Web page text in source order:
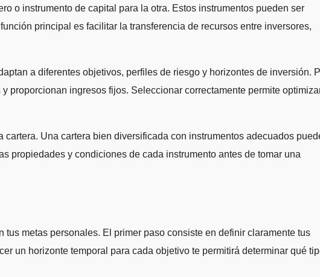
o instrumento de capital para la otra. Estos instrumentos pueden ser
principal es facilitar la transferencia de recursos entre inversores,
a diferentes objetivos, perfiles de riesgo y horizontes de inversión.
proporcionan ingresos fijos. Seleccionar correctamente permite
Una cartera bien diversificada con instrumentos adecuados
propiedades y condiciones de cada instrumento antes de tomar una
metas personales. El primer paso consiste en definir claramente tus
un horizonte temporal para cada objetivo te permitirá determinar qué